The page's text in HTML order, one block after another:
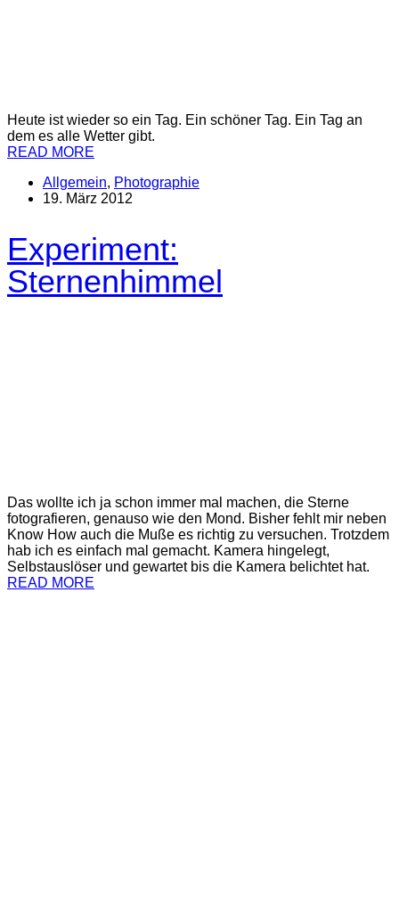
Heute ist wieder so ein Tag. Ein schöner Tag. Ein Tag an
dem es alle Wetter gibt.
READ MORE
Allgemein, Photographie
19. März 2012
Experiment:
Sternenhimmel
Das wollte ich ja schon immer mal machen, die Sterne
fotografieren, genauso wie den Mond. Bisher fehlt mir neben
Know How auch die Muße es richtig zu versuchen. Trotzdem
hab ich es einfach mal gemacht. Kamera hingelegt,
Selbstauslöser und gewartet bis die Kamera belichtet hat.
READ MORE